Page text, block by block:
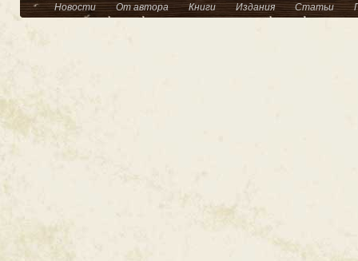
Новости От автора Книги Издания Статьи